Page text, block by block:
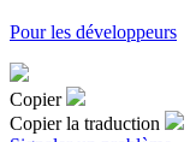
Pour les développeurs
Copier
Copier la traduction